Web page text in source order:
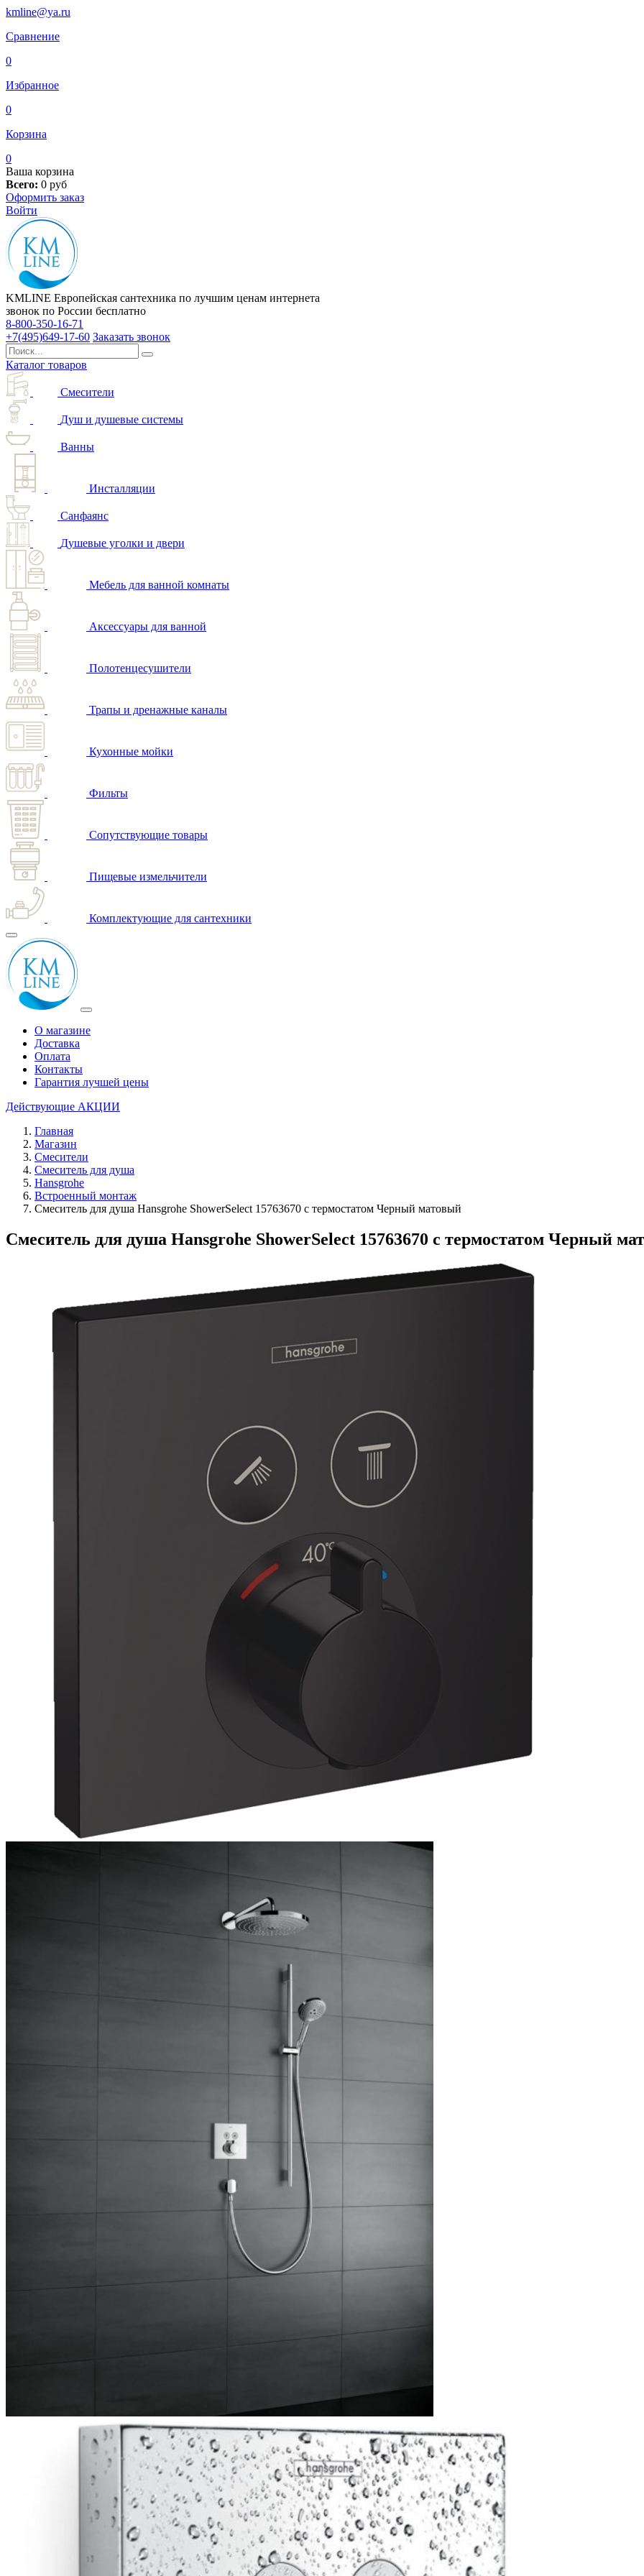
kmline@ya.ru
Сравнение
0
Избранное
0
Корзина
0
Ваша корзина
Всего: 0 руб
Оформить заказ
Войти
KMLINE Европейская сантехника по лучшим ценам интернета
звонок по России бесплатно
8-800-350-16-71
+7(495)649-17-60 Заказать звонок
Каталог товаров
Смесители
Душ и душевые системы
Ванны
Инсталляции
Санфаянс
Душевые уголки и двери
Мебель для ванной комнаты
Аксессуары для ванной
Полотенцесушители
Трапы и дренажные каналы
Кухонные мойки
Фильты
Сопутствующие товары
Пищевые измельчители
Комплектующие для сантехники
О магазине
Доставка
Оплата
Контакты
Гарантия лучшей цены
Действующие АКЦИИ
Главная
Магазин
Смесители
Смеситель для душа
Hansgrohe
Встроенный монтаж
Смеситель для душа Hansgrohe ShowerSelect 15763670 с термостатом Черный матовый
Смеситель для душа Hansgrohe ShowerSelect 15763670 с термостатом Черный